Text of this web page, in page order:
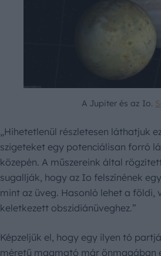
A Jupiter és az Io.
„Hihetetlenül részletesen láthatjuk
szigeteket egy potenciálisan forró
közepén. A műszereink által
sugallják, hogy az Io felszínének
mint az üveg. Hasonló lehet a földi,
keletkezett obszidiánüveghez.”
Képzeljük el, hogy egy ilyen tó
méretű magmató már önmagában